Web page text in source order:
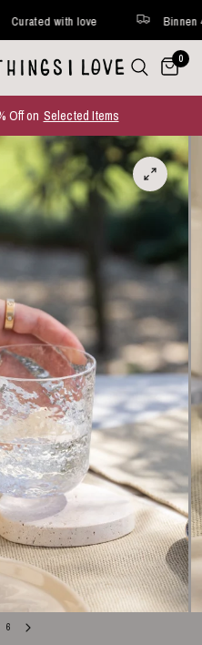
with love Binnen 48
0
Off on Selected Items
6